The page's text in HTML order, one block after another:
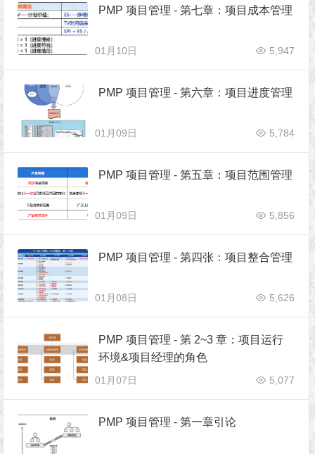
PMP 项目管理 - 第七章：项目成本管理
01月10日 5,947
PMP 项目管理 - 第六章：项目进度管理
01月09日 5,784
PMP 项目管理 - 第五章：项目范围管理
01月09日 5,856
PMP 项目管理 - 第四张：项目整合管理
01月08日 5,626
PMP 项目管理 - 第 2~3 章：项目运行
环境&项目经理的角色
01月07日 5,077
PMP 项目管理 - 第一章引论